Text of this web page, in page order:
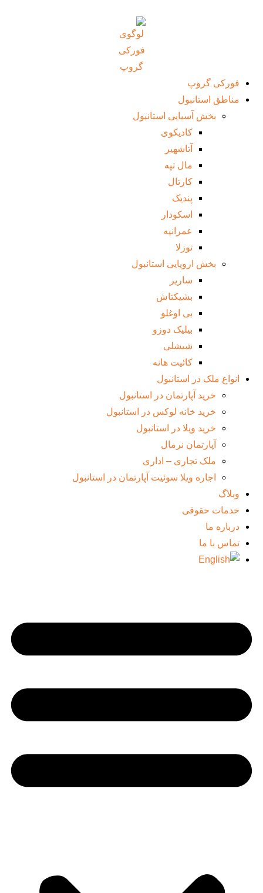
فورکی گروپ
مناطق استانبول
بخش آسیایی استانبول
کادیکوی
آتاشهیر
مال تپه
کارتال
پندیک
اسکودار
عمرانیه
توزلا
بخش اروپایی استانبول
ساریر
بشیکتاش
بی اوغلو
بیلیک دوزو
شیشلی
کائیت هانه
انواع ملک در استانبول
خرید آپارتمان در استانبول
خرید خانه لوکس در استانبول
خرید ویلا در استانبول
آپارتمان نرمال
ملک تجاری – اداری
اجاره ویلا سوئیت آپارتمان در استانبول
وبلاگ
خدمات حقوقی
درباره ما
تماس با ما